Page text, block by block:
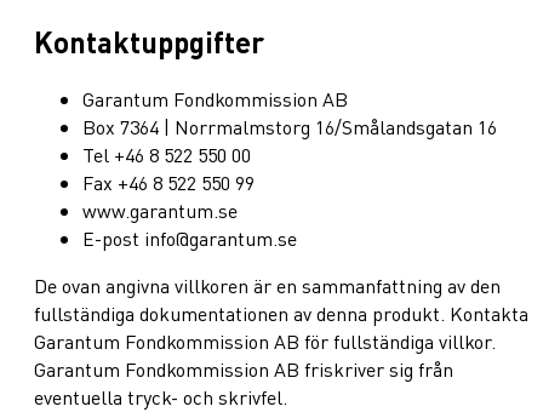
Kontaktuppgifter
Garantum Fondkommission AB
Box 7364 | Norrmalmstorg 16/Smålandsgatan 16
Tel +46 8 522 550 00
Fax +46 8 522 550 99
www.garantum.se
E-post info@garantum.se
De ovan angivna villkoren är en sammanfattning av den
fullständiga dokumentationen av denna produkt. Kontakta
Garantum Fondkommission AB för fullständiga villkor.
Garantum Fondkommission AB friskriver sig från
eventuella tryck- och skrivfel.